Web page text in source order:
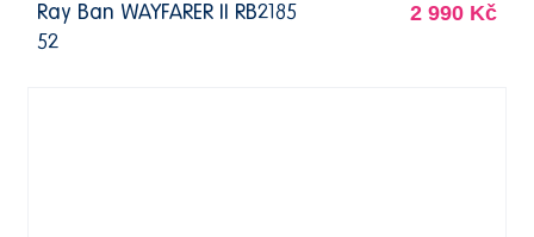
Ray Ban WAYFARER II RB2185
52
2 990 Kč